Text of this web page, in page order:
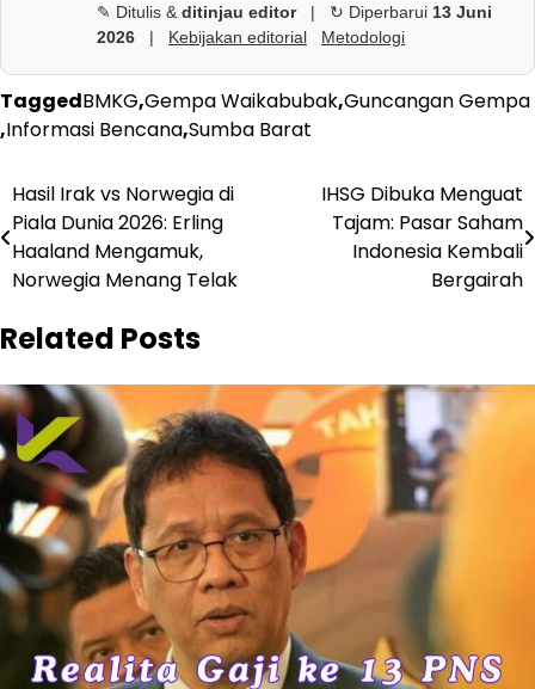
✎ Ditulis & ditinjau editor| ↻ Diperbarui 13 Juni
2026 | Kebijakan editorial Metodologi
TaggedBMKG,Gempa Waikabubak,Guncangan Gempa
,Informasi Bencana,Sumba Barat
Navigasi
pos
Hasil Irak vs Norwegia di
Piala Dunia 2026: Erling
Haaland Mengamuk,
Norwegia Menang Telak
IHSG Dibuka Menguat
Tajam: Pasar Saham
Indonesia Kembali
Bergairah
Related Posts